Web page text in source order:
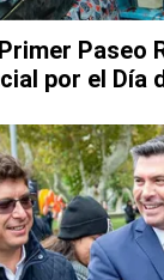
Paseo
por el Día